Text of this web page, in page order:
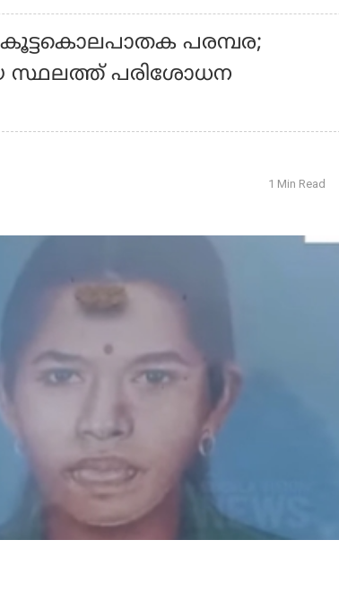
കൂട്ടകൊലപാതക പരമ്പര;
സ്ഥലത്ത് പരിശോധന
1 Min Read